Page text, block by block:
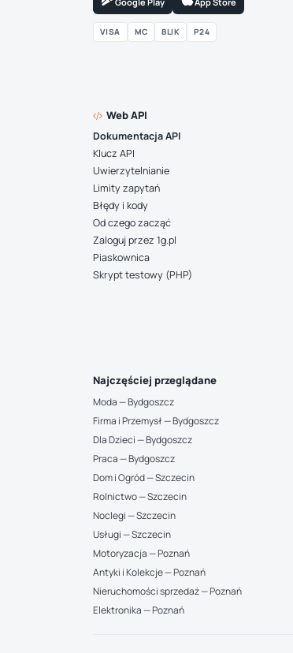
VISA MC BLIK P24
Web API
Dokumentacja API
Klucz API
Uwierzytelnianie
Limity zapytań
Błędy i kody
Od czego zacząć
Zaloguj przez 1g.pl
Piaskownica
Skrypt testowy (PHP)
Najczęściej przeglądane
Moda — Bydgoszcz
Firma i Przemysł — Bydgoszcz
Dla Dzieci — Bydgoszcz
Praca — Bydgoszcz
Dom i Ogród — Szczecin
Rolnictwo — Szczecin
Noclegi — Szczecin
Usługi — Szczecin
Motoryzacja — Poznań
Antyki i Kolekcje — Poznań
Nieruchomości sprzedaż — Poznań
Elektronika — Poznań